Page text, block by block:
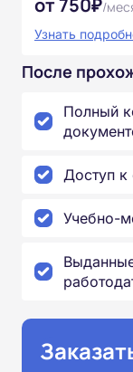
от 750₽/
Узнать
После
Полный
Доступ к
Учебно-